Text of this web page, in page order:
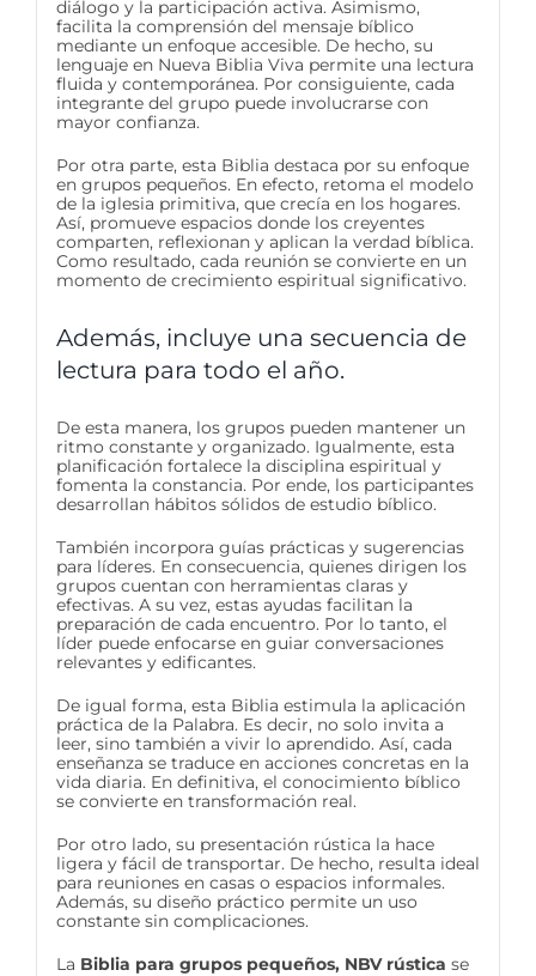
diálogo y la participación activa. Asimismo,
facilita la comprensión del mensaje bíblico
mediante un enfoque accesible. De hecho, su
lenguaje en Nueva Biblia Viva permite una lectura
fluida y contemporánea. Por consiguiente, cada
integrante del grupo puede involucrarse con
mayor confianza.
Por otra parte, esta Biblia destaca por su enfoque
en grupos pequeños. En efecto, retoma el modelo
de la iglesia primitiva, que crecía en los hogares.
Así, promueve espacios donde los creyentes
comparten, reflexionan y aplican la verdad bíblica.
Como resultado, cada reunión se convierte en un
momento de crecimiento espiritual significativo.
Además, incluye una secuencia de
lectura para todo el año.
De esta manera, los grupos pueden mantener un
ritmo constante y organizado. Igualmente, esta
planificación fortalece la disciplina espiritual y
fomenta la constancia. Por ende, los participantes
desarrollan hábitos sólidos de estudio bíblico.
También incorpora guías prácticas y sugerencias
para líderes. En consecuencia, quienes dirigen los
grupos cuentan con herramientas claras y
efectivas. A su vez, estas ayudas facilitan la
preparación de cada encuentro. Por lo tanto, el
líder puede enfocarse en guiar conversaciones
relevantes y edificantes.
De igual forma, esta Biblia estimula la aplicación
práctica de la Palabra. Es decir, no solo invita a
leer, sino también a vivir lo aprendido. Así, cada
enseñanza se traduce en acciones concretas en la
vida diaria. En definitiva, el conocimiento bíblico
se convierte en transformación real.
Por otro lado, su presentación rústica la hace
ligera y fácil de transportar. De hecho, resulta ideal
para reuniones en casas o espacios informales.
Además, su diseño práctico permite un uso
constante sin complicaciones.
La Biblia para grupos pequeños, NBV rústica se